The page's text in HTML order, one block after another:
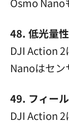
48. 低光量
DJI Action
Nanoはセン
49. フィー
DJI Action 2